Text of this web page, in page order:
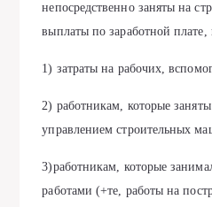
непосредственно заняты на
выплаты по заработной плате,
1) затраты на рабочих,
2) работникам, которые
управлением строительных
3)работникам, которые
работами (+те, работы на